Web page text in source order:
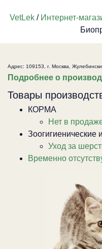
VetLek / Интернет-
Адрес: 109153, г. Москва,
Подробнее о
Товары
КОРМА
Нет в
Зоогигиенические
Уход за
Временно